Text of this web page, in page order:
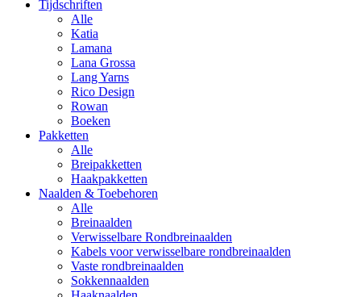
Tijdschriften
Alle
Katia
Lamana
Lana Grossa
Lang Yarns
Rico Design
Rowan
Boeken
Pakketten
Alle
Breipakketten
Haakpakketten
Naalden & Toebehoren
Alle
Breinaalden
Verwisselbare Rondbreinaalden
Kabels voor verwisselbare rondbreinaalden
Vaste rondbreinaalden
Sokkennaalden